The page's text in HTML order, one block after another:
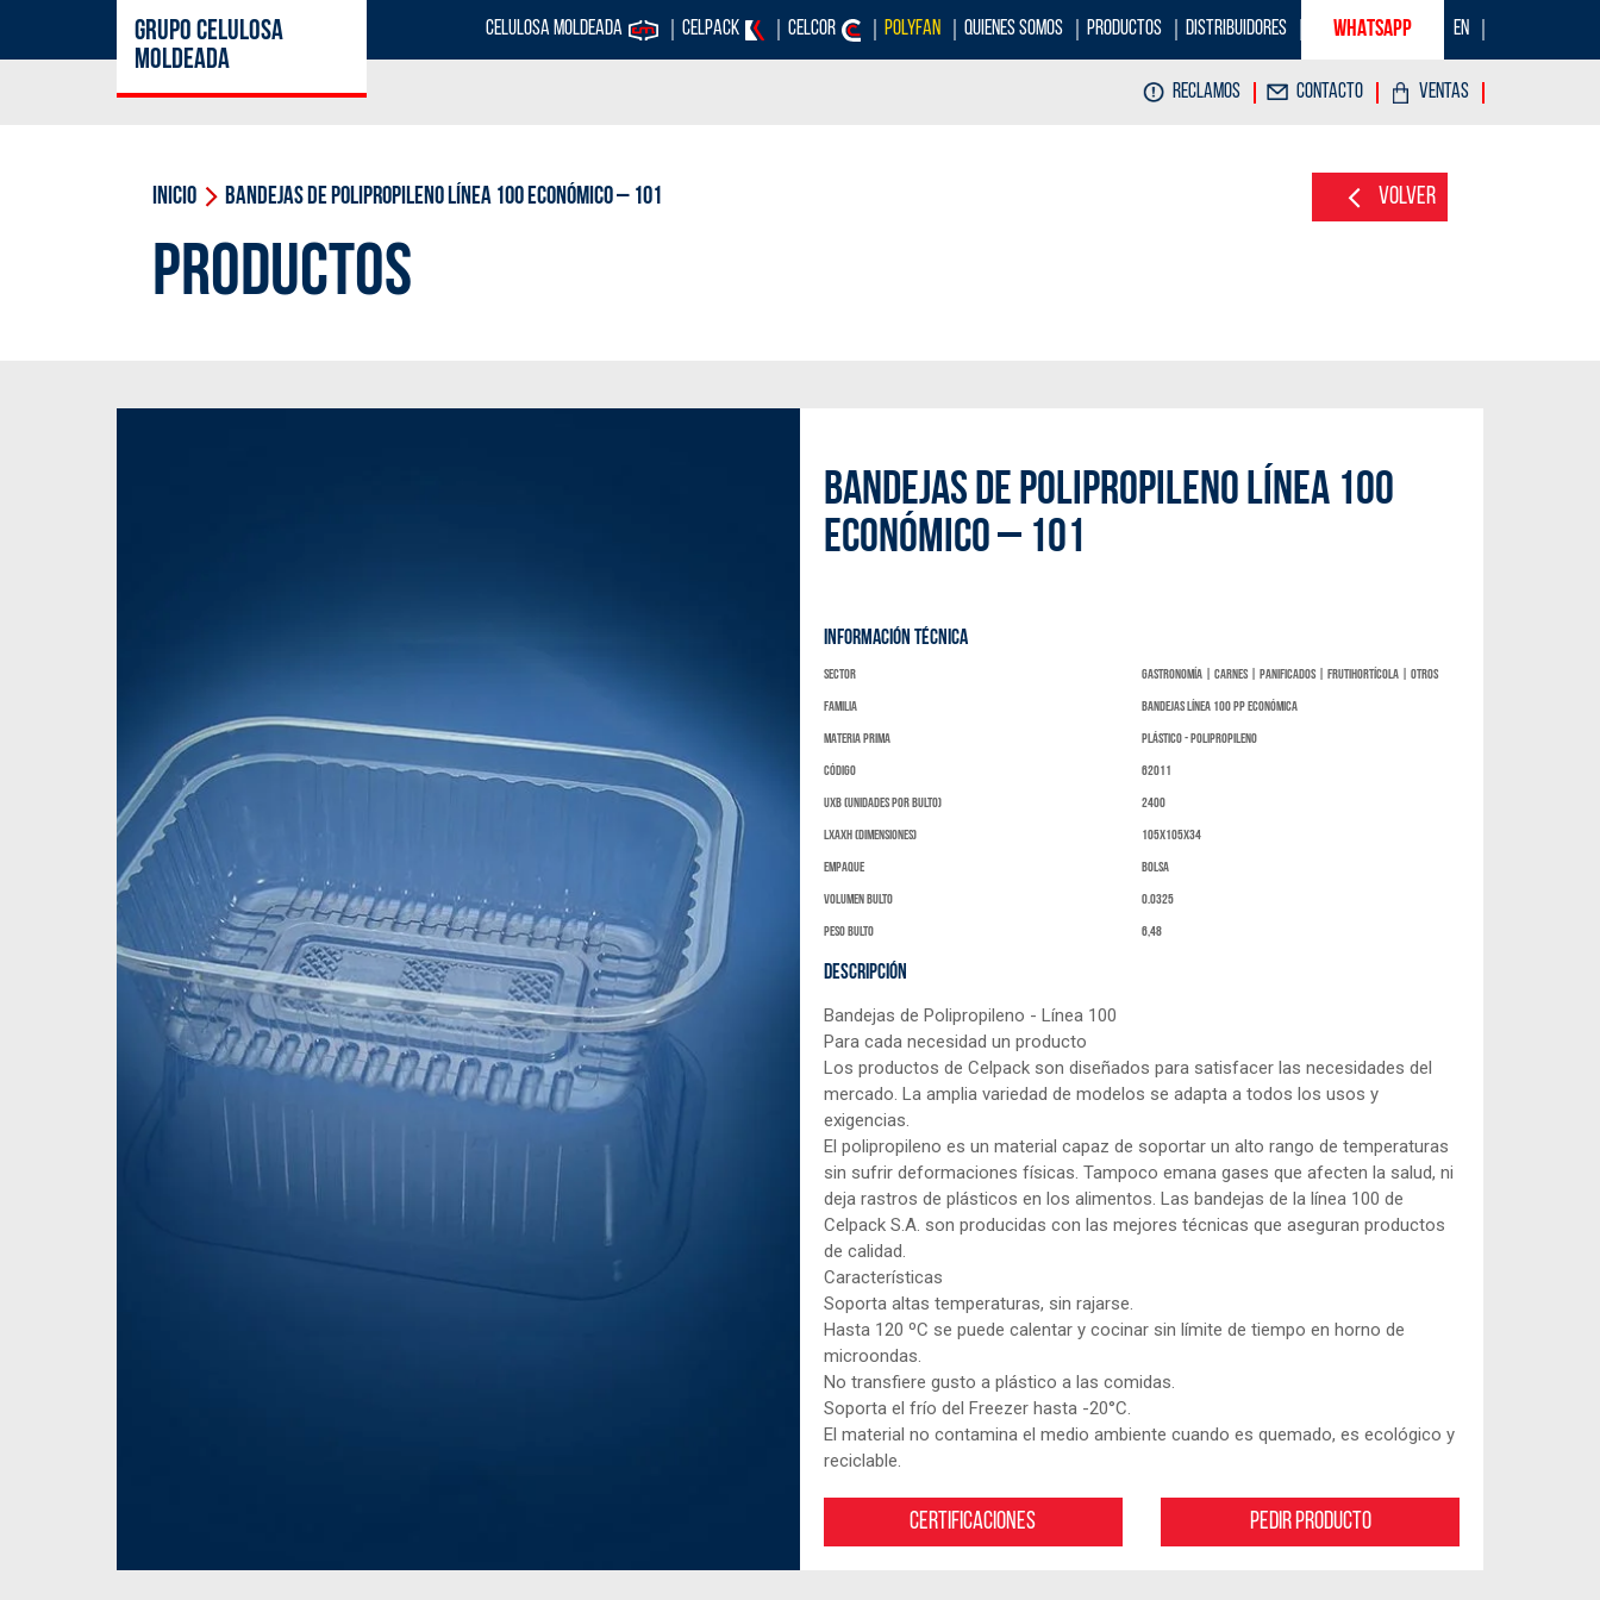
GRUPO CELULOSA
MOLDEADA
CELULOSA MOLDEADA CELPACK CELCOR POLYFAN QUIENES SOMOS PRODUCTOS DISTRIBUIDORES WHATSAPP EN
RECLAMOS CONTACTO VENTAS
Inicio BANDEJAS DE POLIPROPILENO LÍNEA 100 ECONÓMICO – 101 Volver
PRODUCTOS
BANDEJAS DE POLIPROPILENO LÍNEA 100
ECONÓMICO – 101
INFORMACIÓN TÉCNICA
Sector Gastronomía | Carnes | Panificados | Frutihortícola | Otros
Familia Bandejas Línea 100 PP ECONÓMICA
materia prima Plástico - Polipropileno
código 62011
UXB (unidades por bulto) 2400
LxAXH (dimensiones) 105x105x34
Empaque bolsa
Volumen bulto 0.0325
peso bulto 6,48
DESCRIPCIÓN
Bandejas de Polipropileno - Línea 100
Para cada necesidad un producto
Los productos de Celpack son diseñados para satisfacer las necesidades del
mercado. La amplia variedad de modelos se adapta a todos los usos y
exigencias.
El polipropileno es un material capaz de soportar un alto rango de temperaturas
sin sufrir deformaciones físicas. Tampoco emana gases que afecten la salud, ni
deja rastros de plásticos en los alimentos. Las bandejas de la línea 100 de
Celpack S.A. son producidas con las mejores técnicas que aseguran productos
de calidad.
Características
Soporta altas temperaturas, sin rajarse.
Hasta 120 ºC se puede calentar y cocinar sin límite de tiempo en horno de
microondas.
No transfiere gusto a plástico a las comidas.
Soporta el frío del Freezer hasta -20°C.
El material no contamina el medio ambiente cuando es quemado, es ecológico y
reciclable.
Certificaciones Pedir producto